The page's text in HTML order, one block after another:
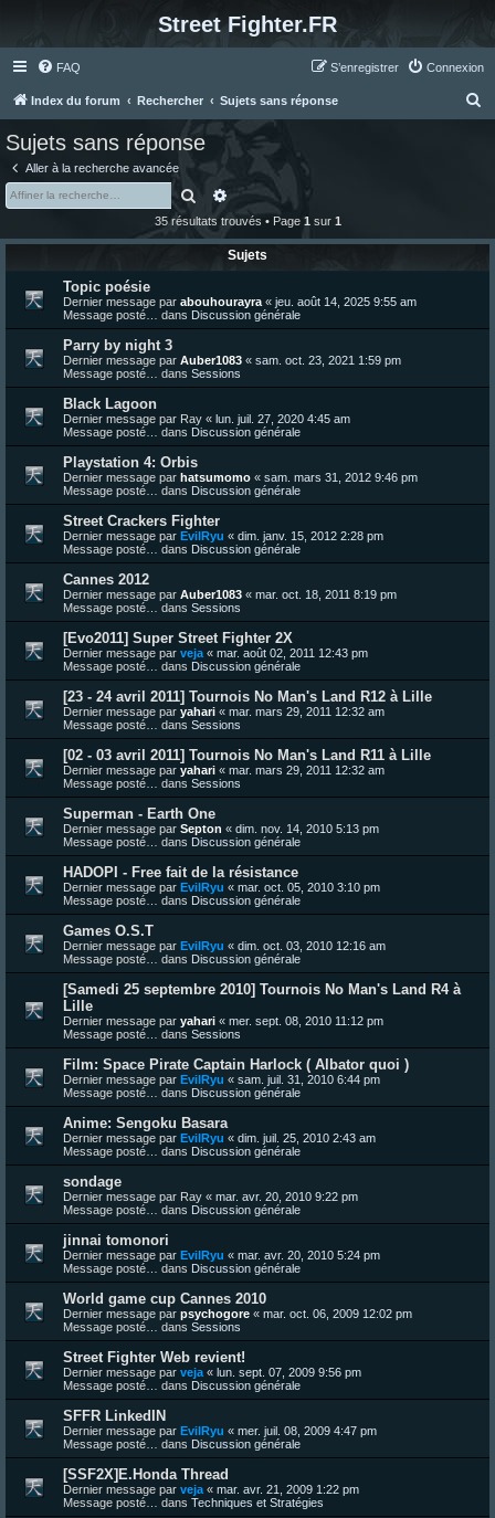
Street Fighter.FR
FAQ Connexion
S’enregistrer
Index du forum Rechercher Sujets sans réponse
Sujets sans réponse
Aller à la recherche avancée
RechercherRecherche avancée
35 résultats trouvés • Page 1 sur 1
Sujets
Topic poésie
Dernier message par abouhourayra « jeu. août 14, 2025 9:55 am
Message posté… dans Discussion générale
Parry by night 3
Dernier message par Auber1083 « sam. oct. 23, 2021 1:59 pm
Message posté… dans Sessions
Black Lagoon
Dernier message par Ray « lun. juil. 27, 2020 4:45 am
Message posté… dans Discussion générale
Playstation 4: Orbis
Dernier message par hatsumomo « sam. mars 31, 2012 9:46 pm
Message posté… dans Discussion générale
Street Crackers Fighter
Dernier message par EvilRyu « dim. janv. 15, 2012 2:28 pm
Message posté… dans Discussion générale
Cannes 2012
Dernier message par Auber1083 « mar. oct. 18, 2011 8:19 pm
Message posté… dans Sessions
[Evo2011] Super Street Fighter 2X
Dernier message par veja « mar. août 02, 2011 12:43 pm
Message posté… dans Discussion générale
[23 - 24 avril 2011] Tournois No Man's Land R12 à Lille
Dernier message par yahari « mar. mars 29, 2011 12:32 am
Message posté… dans Sessions
[02 - 03 avril 2011] Tournois No Man's Land R11 à Lille
Dernier message par yahari « mar. mars 29, 2011 12:32 am
Message posté… dans Sessions
Superman - Earth One
Dernier message par Septon « dim. nov. 14, 2010 5:13 pm
Message posté… dans Discussion générale
HADOPI - Free fait de la résistance
Dernier message par EvilRyu « mar. oct. 05, 2010 3:10 pm
Message posté… dans Discussion générale
Games O.S.T
Dernier message par EvilRyu « dim. oct. 03, 2010 12:16 am
Message posté… dans Discussion générale
[Samedi 25 septembre 2010] Tournois No Man's Land R4 à
Lille
Dernier message par yahari « mer. sept. 08, 2010 11:12 pm
Message posté… dans Sessions
Film: Space Pirate Captain Harlock ( Albator quoi )
Dernier message par EvilRyu « sam. juil. 31, 2010 6:44 pm
Message posté… dans Discussion générale
Anime: Sengoku Basara
Dernier message par EvilRyu « dim. juil. 25, 2010 2:43 am
Message posté… dans Discussion générale
sondage
Dernier message par Ray « mar. avr. 20, 2010 9:22 pm
Message posté… dans Discussion générale
jinnai tomonori
Dernier message par EvilRyu « mar. avr. 20, 2010 5:24 pm
Message posté… dans Discussion générale
World game cup Cannes 2010
Dernier message par psychogore « mar. oct. 06, 2009 12:02 pm
Message posté… dans Sessions
Street Fighter Web revient!
Dernier message par veja « lun. sept. 07, 2009 9:56 pm
Message posté… dans Discussion générale
SFFR LinkedIN
Dernier message par EvilRyu « mer. juil. 08, 2009 4:47 pm
Message posté… dans Discussion générale
[SSF2X]E.Honda Thread
Dernier message par veja « mar. avr. 21, 2009 1:22 pm
Message posté… dans Techniques et Stratégies